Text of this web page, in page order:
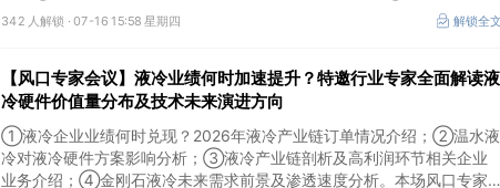
及所需产业链供需情况剖析。本场风口专家会议将于7月16日（周四）
20:00举行，特邀行业专家全面解读我国3D打印行业市场前景。
342 人解锁 ·07-16 15:58 星期四 解锁全
【风口专家会议】液冷业绩何时加速提升？特邀行业专家全面解读液
冷硬件价值量分布及技术未来演进方向
①液冷企业业绩何时兑现？2026年液冷产业链订单情况介绍；②温水液
冷对液冷硬件方案影响分析；③液冷产业链剖析及高利润环节相关企业
业务介绍；④金刚石液冷未来需求前景及渗透速度分析。本场风口专家